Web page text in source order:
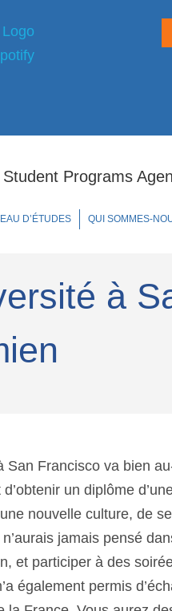
Programs
D’ÉTUDES QUI SOMMES-
à
Francisco va bien
un diplôme
nouvelle culture, de
jamais pensé
et participer à des
également permis